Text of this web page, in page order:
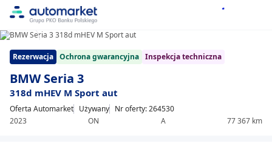
Item
20
1/20
Rezerwacja Ochrona gwarancyjna Inspekcja techniczna
BMW Seria 3
318d mHEV M Sport aut
Oferta Automarket Używany
2023
ON A 77 367 km
Nr oferty: 264530